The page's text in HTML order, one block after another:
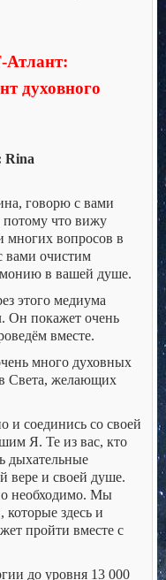
духовного
Rina
говорю с вами
потому что вижу
многих вопросов в
вами очистим
в вашей душе.
этого медиума
Он покажет очень
вместе.
много духовных
Света, желающих
и соединись со своей
Я. Те из вас, кто
дыхательные
вере и своей душе.
необходимо. Мы
которые здесь и
пройти вместе с
до уровня 13 000